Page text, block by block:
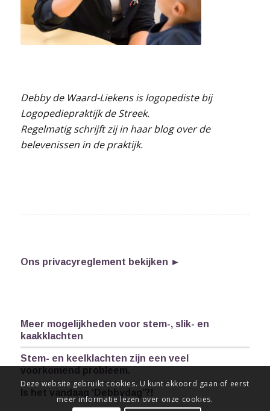
Debby de Waard-Liekens is logopediste bij
Logopediepraktijk de Streek.
Regelmatig schrijft zij in haar blog over de
belevenissen in de praktijk.
Ons privacyreglement bekijken ►
Meer mogelijkheden voor stem-, slik- en
kaakklachten
Stem- en keelklachten zijn een veel
voorkomend probleem.
Is het vandaag ‘Debbydag’?!
Deze website gebruikt cookies. U kunt akkoord gaan of eerst
meer informatie lezen over onze cookies.